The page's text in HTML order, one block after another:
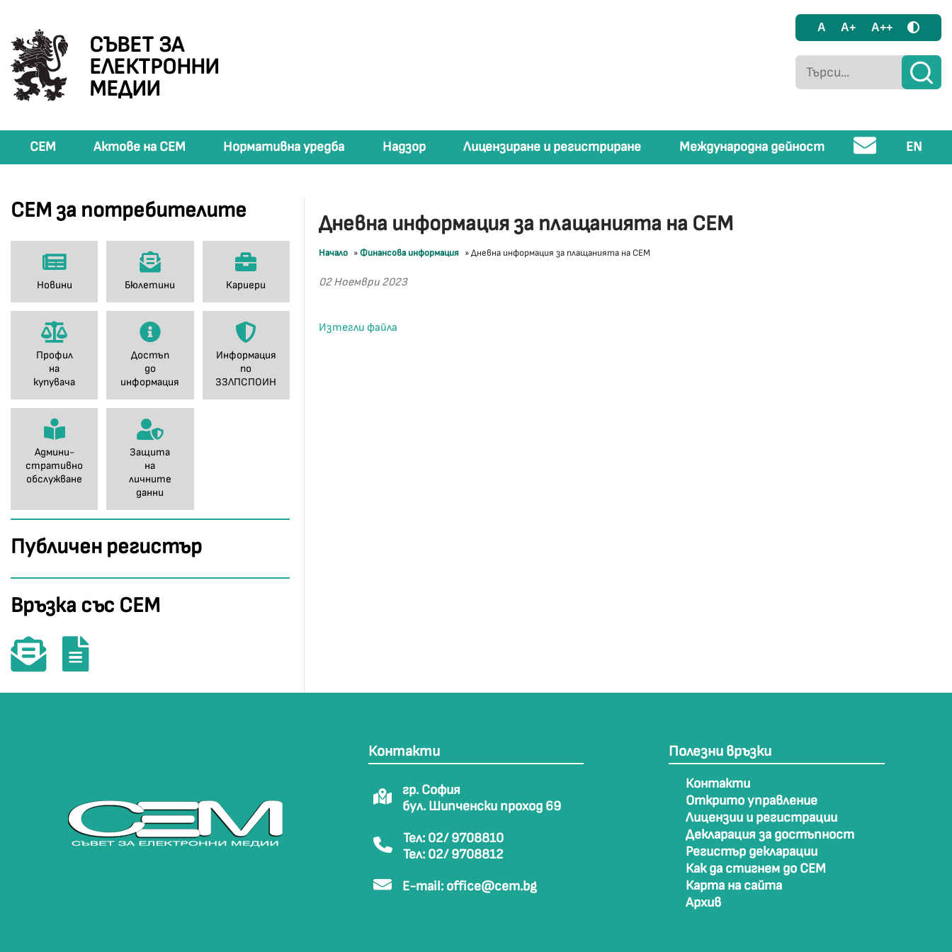
СЪВЕТ ЗА
ЕЛЕКТРОННИ
МЕДИИ
A A+ A++
СЕМ Актове на СЕМ Нормативна уредба Надзор Лицензиране и регистриране Международна дейност EN
СЕМ за потребителите
Новини Бюлетини Кариери
Профил
на
купувача
Достъп
до
информация
Информация
по
ЗЗЛПСПОИН
Админи-
стративно
обслужване
Защита
на
личните
данни
Публичен регистър
Връзка със СЕМ
Дневна информация за плащанията на СЕМ
Начало » Финансова информация »Дневна информация за плащанията на СЕМ
02 Ноември 2023
Изтегли файла
Контакти
гр. София
бул. Шипченски проход 69
Тел: 02/ 9708810
Тел: 02/ 9708812
E-mail: office@cem.bg
Полезни връзки
Контакти
Открито управление
Лицензии и регистрации
Декларация за достъпност
Регистър декларации
Как да стигнем до СЕМ
Карта на сайта
Архив